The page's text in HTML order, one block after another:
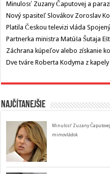
Minulosť Zuzany Čaputovej a
Nový spasiteľ Slovákov Zoroslav
Platila Českou televizi vláda
Partnerka ministra Matúša Šutaja
Záchrana kúpeľov alebo získanie
Dve tváre Roberta Kodyma z
Najčítanejšie
Minulosť Zuzany
mimovládok